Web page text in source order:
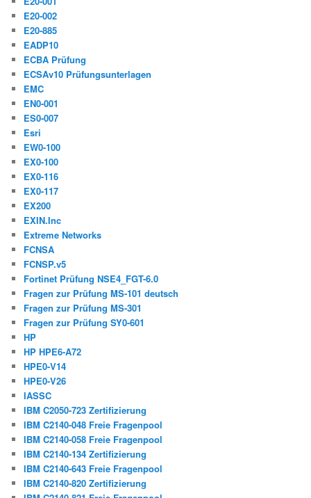
E20-002
E20-885
EADP10
ECBA Prüfung
ECSAv10 Prüfungsunterlagen
EMC
EN0-001
ES0-007
Esri
EW0-100
EX0-100
EX0-116
EX0-117
EX200
EXIN.Inc
Extreme Networks
FCNSA
FCNSP.v5
Fortinet Prüfung NSE4_FGT-6.0
Fragen zur Prüfung MS-101 deutsch
Fragen zur Prüfung MS-301
Fragen zur Prüfung SY0-601
HP
HP HPE6-A72
HPE0-V14
HPE0-V26
IASSC
IBM C2050-723 Zertifizierung
IBM C2140-048 Freie Fragenpool
IBM C2140-058 Freie Fragenpool
IBM C2140-134 Zertifizierung
IBM C2140-643 Freie Fragenpool
IBM C2140-820 Zertifizierung